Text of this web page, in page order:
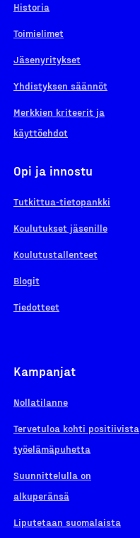
Historia
Toimielimet
Jäsenyritykset
Yhdistyksen säännöt
Merkkien kriteerit ja
käyttöehdot
Opi ja innostu
Tutkittua-tietopankki
Koulutukset jäsenille
Koulutustallenteet
Blogit
Tiedotteet
Kampanjat
Nollatilanne
Tervetuloa kohti positiivista
työelämäpuhetta
Suunnittelulla on
alkuperänsä
Liputetaan suomalaista